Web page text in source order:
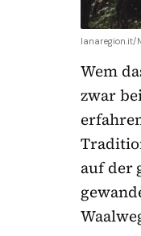
lanaregion.it/
Wem
zwar
auf der